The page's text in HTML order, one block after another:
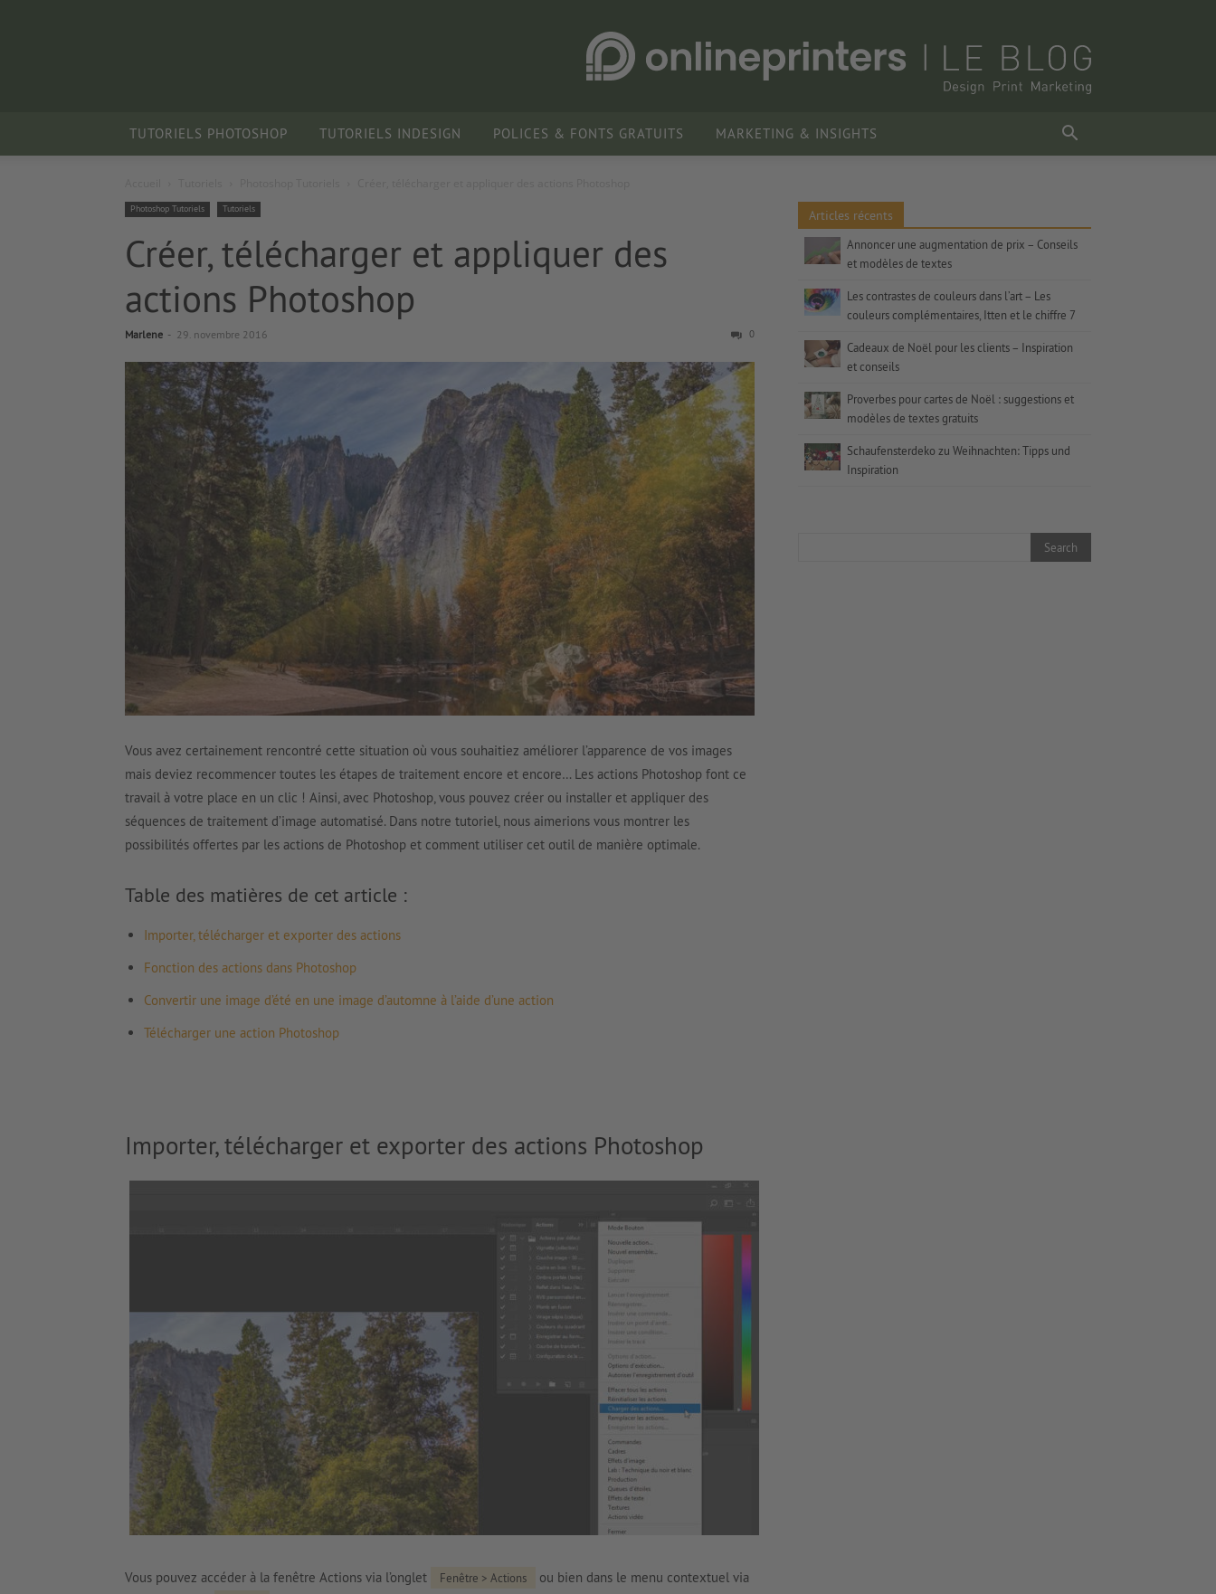
TUTORIELS PHOTOSHOP TUTORIELS INDESIGN POLICES & FONTS GRATUITS MARKETING & INSIGHTS
Photoshop Tutoriels Tutoriels
Créer, télécharger et appliquer des
actions Photoshop
Marlene - 29. novembre 2016 0
Vous avez certainement rencontré cette situation où vous souhaitiez améliorer l’apparence de vos images
mais deviez recommencer toutes les étapes de traitement encore et encore… Les actions Photoshop font ce
travail à votre place en un clic ! Ainsi, avec Photoshop, vous pouvez créer ou installer et appliquer des
séquences de traitement d’image automatisé. Dans notre tutoriel, nous aimerions vous montrer les
possibilités offertes par les actions de Photoshop et comment utiliser cet outil de manière optimale.
Table des matières de cet article :
Importer, télécharger et exporter des actions
Fonction des actions dans Photoshop
Convertir une image d’été en une image d’automne à l’aide d’une action
Télécharger une action Photoshop
Importer, télécharger et exporter des actions Photoshop
Vous pouvez accéder à la fenêtre Actions via l’onglet Fenêtre > Actions
ou bien dans le menu contextuel via
Articles récents
Annoncer une augmentation de prix – Conseils
et modèles de textes
Les contrastes de couleurs dans l’art – Les
couleurs complémentaires, Itten et le chiffre 7
Cadeaux de Noël pour les clients – Inspiration
et conseils
Proverbes pour cartes de Noël : suggestions et
modèles de textes gratuits
Schaufensterdeko zu Weihnachten: Tipps und
Inspiration